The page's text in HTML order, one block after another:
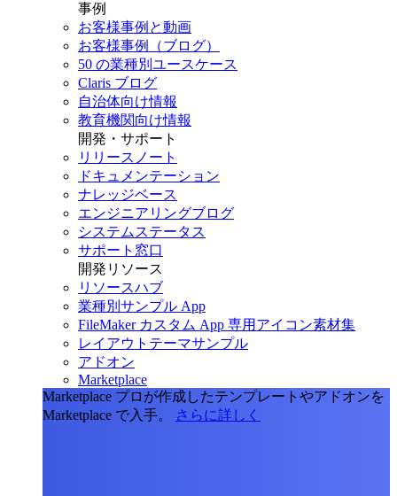
事例
お客様事例と動画
お客様事例（ブログ）
50 の業種別ユースケース
Claris ブログ
自治体向け情報
教育機関向け情報
開発・サポート
リリースノート
ドキュメンテーション
ナレッジベース
エンジニアリングブログ
システムステータス
サポート窓口
開発リソース
リソースハブ
業種別サンプル App
FileMaker カスタム App 専用アイコン素材集
レイアウトテーマサンプル
アドオン
Marketplace
Marketplace プロが作成したテンプレートやアドオンを
Marketplace で入手。
さらに詳しく